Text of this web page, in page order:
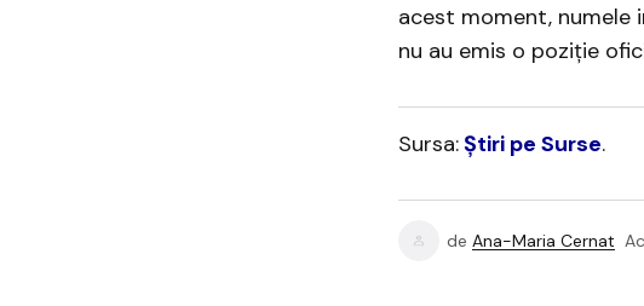
acest moment, numele
nu au emis o poziție
Sursa:Știri pe Surse.
de Ana-Maria Cernat